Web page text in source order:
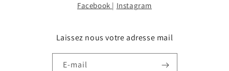
Facebook | Instagram
Laissez nous votre adresse mail
E-mail